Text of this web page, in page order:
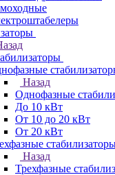
Назад
Однофазные
До 10 кВт
От 10 до 20 кВт
От 20 кВт
Назад
Трехфазные